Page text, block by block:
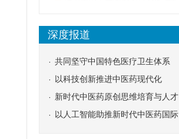
深度报道
共同坚守中国特色医疗卫生体系
以科技创新推进中医药现代化
新时代中医药原创思维培育与人才
发展路径探索
以人工智能助推新时代中医药国际